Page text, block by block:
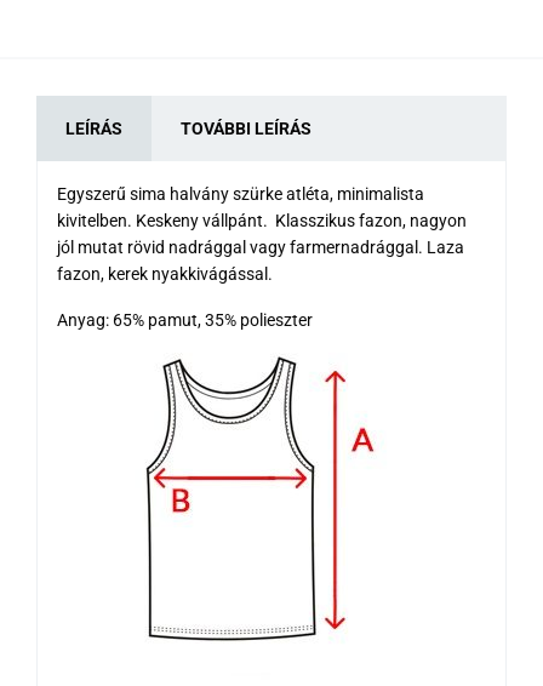
LEÍRÁS TOVÁBBI LEÍRÁS
Egyszerű sima halvány szürke atléta, minimalista
kivitelben. Keskeny vállpánt. Klasszikus fazon, nagyon
jól mutat rövid nadrággal vagy farmernadrággal. Laza
fazon, kerek nyakkivágással.
Anyag: 65% pamut, 35% polieszter